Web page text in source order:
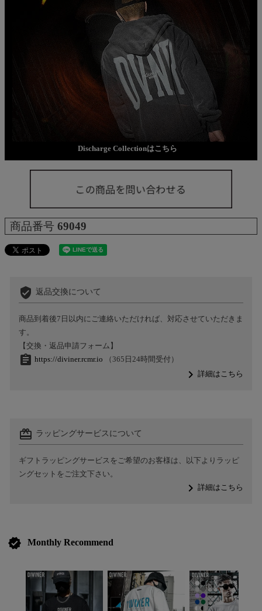
Discharge Collectionはこちら
商品番号 69049
verified_user 返品交換について
商品到着後7日以内にご連絡いただければ、対応させていただきま
す。
【交換・返品申請フォーム】
assignment https://diviner.rcmr.io （365日24時間受付）
navigate_next詳細はこちら
card_giftcard ラッピングサービスについて
ギフトラッピングサービスをご希望のお客様は、以下よりラッピ
ングセットをご注文下さい。
navigate_next詳細はこちら
verified Monthly Recommend